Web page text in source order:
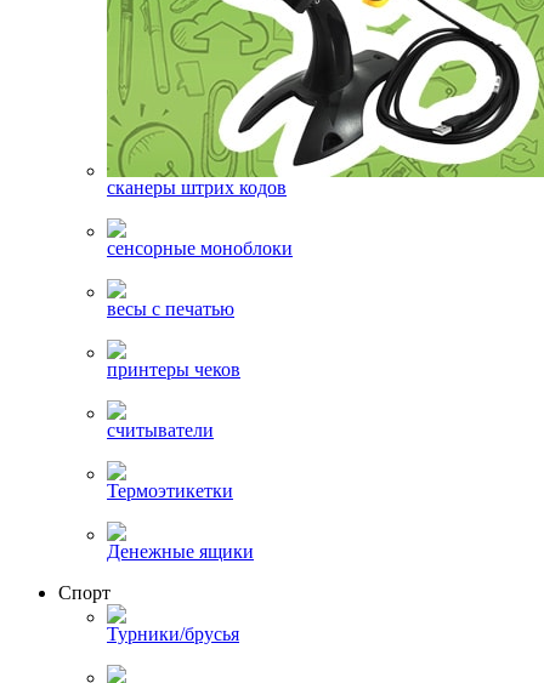
сканеры штрих кодов
сенсорные моноблоки
весы с печатью
принтеры чеков
считыватели
Термоэтикетки
Денежные ящики
Спорт
Турники/брусья